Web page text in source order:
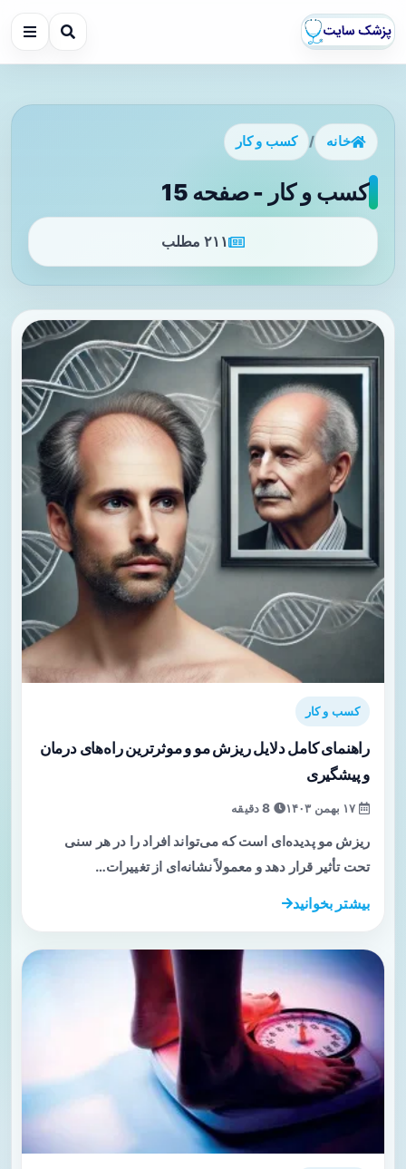
خانه / کسب و کار
کسب و کار - صفحه 15
۲۱۱ مطلب
کسب و کار
راهنمای کامل دلایل ریزش مو و موثرترین راه‌های درمان
و پیشگیری
ریزش مو پدیده‌ای است که می‌تواند افراد را در هر سنی
تحت تأثیر قرار دهد و معمولاً نشانه‌ای از تغییرات…
بیشتر بخوانید